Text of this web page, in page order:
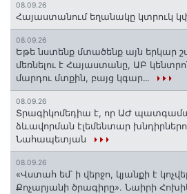
08.09.26
Հայաստանում եղանակը կտրուկ
08.09.26
Եթե նստենք մտածենք այն երկար
մեռնելու է Հայաստանը, ԱԲ
մարդու մտքին, բայց կգար․․․
08.09.26
Տրագիկոմեդիա է, որ ԱԺ
ձևավորման էլեմենտար խնդիրներով
Նահապետյան
08.09.26
«Վստահ եմ՝ ի վերջո, կյանքի է
Քոչարյանի ծրագիրը». Նաիրի